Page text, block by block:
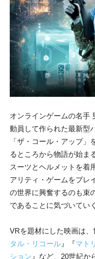
オンラインゲームの名手
動員して作られた最新型
「ザ・コール・アップ
るところから物語が始ま
スーツとヘルメットを着
アリティ・ゲームをプレ
の世界に興奮するのも束
であることに気づいていく
VRを題材にした映画は
タル・リコール』『マト
ション』など、20世紀か